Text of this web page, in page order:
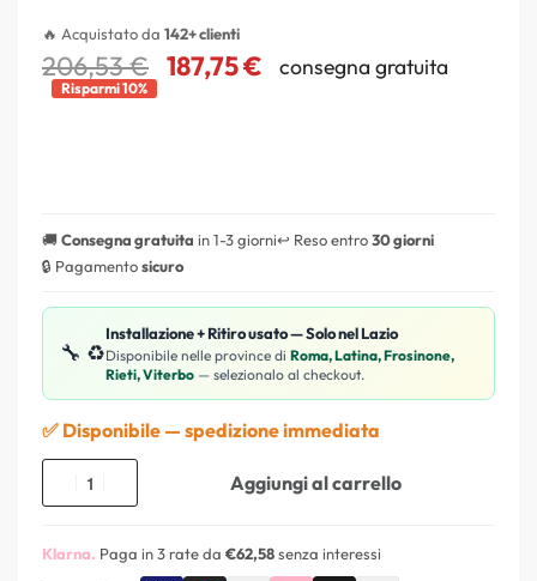
🔥 Acquistato da 142+ clienti
206,53€ 187,75€ consegna gratuita
Risparmi 10%
🚚Consegna gratuita in 1-3 giorni↩️ Reso entro30 giorni
🔒 Pagamentosicuro
🔧 ♻️
Installazione + Ritiro usato — Solo nel Lazio
Disponibile nelle province di Roma, Latina, Frosinone,
Rieti, Viterbo — selezionalo al checkout.
✅ Disponibile — spedizione immediata
Aggiungi al carrello
Klarna. Paga in 3 rate da €62,58senza interessi